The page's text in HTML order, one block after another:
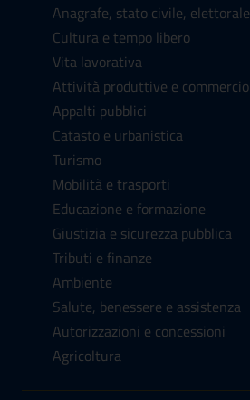
Anagrafe, stato civile, elettorale
Cultura e tempo libero
Vita lavorativa
Attività produttive e commercio
Appalti pubblici
Catasto e urbanistica
Turismo
Mobilità e trasporti
Educazione e formazione
Giustizia e sicurezza pubblica
Tributi e finanze
Ambiente
Salute, benessere e assistenza
Autorizzazioni e concessioni
Agricoltura